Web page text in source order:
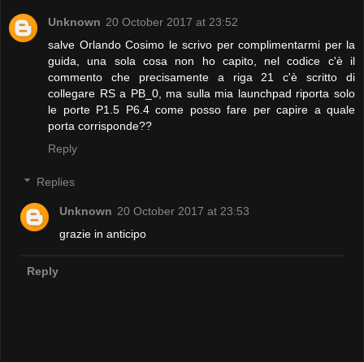
Unknown 20 October 2017 at 23:52
salve Orlando Cosimo le scrivo per complimentarmi per la
guida, una sola cosa non ho capito, nel codice c'è il
commento che precisamente a riga 21 c'è scritto di
collegare RS a PB_0, ma sulla mia launchpad riporta solo
le porte P1.5 P6.4 come posso fare per capire a quale
porta corrisponde??
Reply
Replies
Unknown 20 October 2017 at 23:53
grazie in anticipo
Reply